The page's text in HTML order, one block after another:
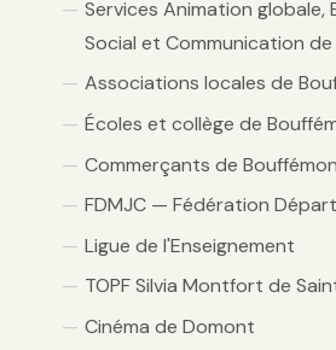
Services Animation globale,
Social et Communication de
Associations locales de
Écoles et collège de
Commerçants de
FDMJC — Fédération
Ligue de l'Enseignement
TOPF Silvia Montfort de
Cinéma de Domont